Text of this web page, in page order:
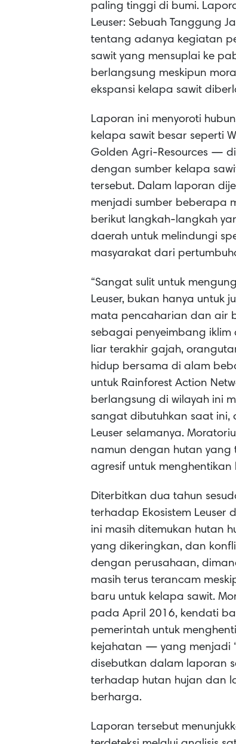
paling tinggi di bumi.
Leuser: Sebuah Tanggung
tentang adanya kegiatan
sawit yang mensuplai ke
berlangsung meskipun
ekspansi kelapa sawit
Laporan ini menyoroti
kelapa sawit besar seperti
Golden Agri-Resources —
dengan sumber kelapa
tersebut. Dalam laporan
menjadi sumber beberapa
berikut langkah-langkah
daerah untuk melindungi
masyarakat dari
“Sangat sulit untuk
Leuser, bukan hanya untuk
mata pencaharian dan air
sebagai penyeimbang
liar terakhir gajah,
hidup bersama di alam
untuk Rainforest Action
berlangsung di wilayah ini
sangat dibutuhkan saat ini,
Leuser selamanya.
namun dengan hutan yang
agresif untuk menghentikan
Diterbitkan dua tahun
terhadap Ekosistem
ini masih ditemukan hutan
yang dikeringkan, dan
dengan perusahaan,
masih terus terancam
baru untuk kelapa sawit.
pada April 2016, kendati
pemerintah untuk
kejahatan — yang menjadi
disebutkan dalam laporan
terhadap hutan hujan dan
berharga.
Laporan tersebut